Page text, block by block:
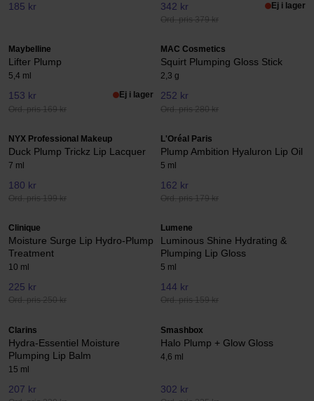
185 kr 342 kr
Ord. pris 379 kr
Ej i lager
Maybelline
Lifter Plump
5,4 ml
153 kr
Ord. pris 169 kr
Ej i lager
MAC Cosmetics
Squirt Plumping Gloss Stick
2,3 g
252 kr
Ord. pris 280 kr
NYX Professional Makeup
Duck Plump Trickz Lip Lacquer
7 ml
180 kr
Ord. pris 199 kr
L'Oréal Paris
Plump Ambition Hyaluron Lip Oil
5 ml
162 kr
Ord. pris 179 kr
Clinique
Moisture Surge Lip Hydro-Plump
Treatment
10 ml
225 kr
Ord. pris 250 kr
Lumene
Luminous Shine Hydrating &
Plumping Lip Gloss
5 ml
144 kr
Ord. pris 159 kr
Clarins
Hydra-Essentiel Moisture
Plumping Lip Balm
15 ml
207 kr
Smashbox
Halo Plump + Glow Gloss
4,6 ml
302 kr